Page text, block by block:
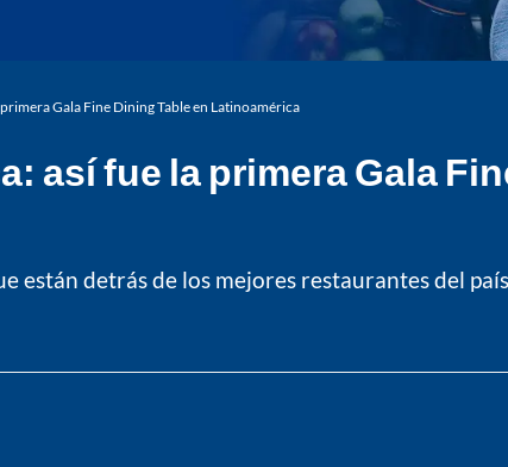
Gala Fine Dining Table en Latinoamérica
así fue la primera Gala
están detrás de los mejores restaurantes del